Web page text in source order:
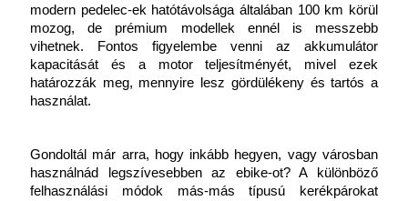
modern pedelec-ek hatótávolsága általában 100 km körül
mozog, de prémium modellek ennél is messzebb
vihetnek. Fontos figyelembe venni az akkumulátor
kapacitását és a motor teljesítményét, mivel ezek
határozzák meg, mennyire lesz gördülékeny és tartós a
használat.
Gondoltál már arra, hogy inkább hegyen, vagy városban
használnád legszívesebben az ebike-ot? A különböző
felhasználási módok más-más típusú kerékpárokat